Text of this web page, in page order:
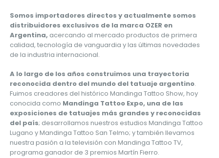
Somos importadores directos y actualmente somos
distribuidores exclusivos de la marca OZER en
Argentina, acercando al mercado productos de primera
calidad, tecnología de vanguardia y las últimas novedades
de la industria internacional.
A lo largo de los años construimos una trayectoria
reconocida dentro del mundo del tatuaje argentino.
Fuimos creadores del histórico Mandinga Tattoo Show, hoy
conocida como Mandinga Tattoo Expo, una de las
exposiciones de tatuajes más grandes y reconocidas
del país; desarrollamos nuestros estudios Mandinga Tattoo
Lugano y Mandinga Tattoo San Telmo; y también llevamos
nuestra pasión a la televisión con Mandinga Tattoo TV,
programa ganador de 3 premios Martín Fierro.